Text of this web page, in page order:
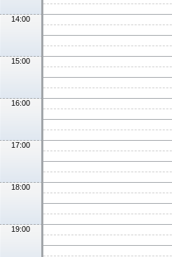
14:00
15:00
16:00
17:00
18:00
19:00